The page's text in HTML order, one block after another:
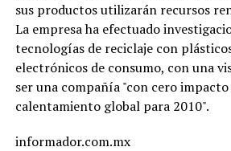
sus productos utilizarán recursos
La empresa ha efectuado
tecnologías de reciclaje con
electrónicos de consumo, con una
ser una compañía "con cero
calentamiento global para 2010".
informador.com.mx